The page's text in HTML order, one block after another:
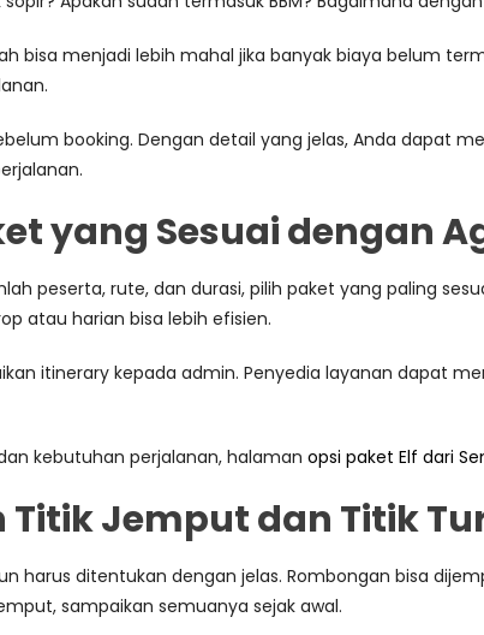
bisa menjadi lebih mahal jika banyak biaya belum
booking. Dengan detail yang jelas, Anda dapat
yang Sesuai dengan
peserta, rute, dan durasi, pilih paket yang paling
atau harian bisa lebih efisien.
itinerary kepada admin. Penyedia layanan dapat
kebutuhan perjalanan, halaman opsi paket Elf dari
Titik Jemput dan Titik
harus ditentukan dengan jelas. Rombongan bisa
sampaikan semuanya sejak awal.